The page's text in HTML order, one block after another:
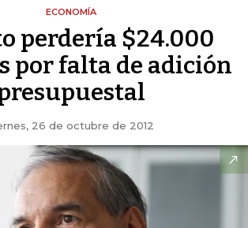
ECONOMÍA
perdería $24.000
por falta de adición
26 de octubre de 2012